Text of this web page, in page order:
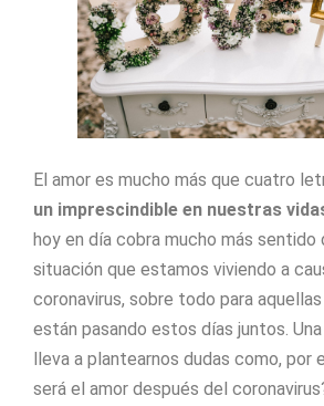
El amor es mucho más que cuatro
un imprescindible en nuestras
hoy en día cobra mucho más sentido
situación que estamos viviendo a
coronavirus, sobre todo para
están pasando estos días juntos.
lleva a plantearnos dudas como, por
será el amor después del